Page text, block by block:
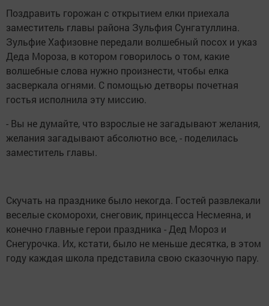
Поздравить горожан с открытием елки приехала
заместитель главы района Зульфия Сунгатуллина.
Зульфие Хафизовне передали волшебный посох и указ
Деда Мороза, в котором говорилось о том, какие
волшебные слова нужно произнести, чтобы елка
засверкала огнями. С помощью детворы почетная
гостья исполнила эту миссию.
- Вы не думайте, что взрослые не загадывают желания,
желания загадывают абсолютно все, - поделилась
заместитель главы.
Скучать на празднике было некогда. Гостей развлекали
веселые скоморохи, снеговик, принцесса Несмеяна, и
конечно главные герои праздника - Дед Мороз и
Снегурочка. Их, кстати, было не меньше десятка, в этом
году каждая школа представила свою сказочную пару.